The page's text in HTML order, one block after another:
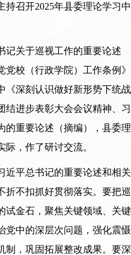
召开2025年县委理论学习中
关于巡视工作的重要论述
党校（行政学院）工作条例》
《深刻认识做好新形势下统战
结进步表彰大会会议精神、习
的重要论述（摘编），县委理
，作了研讨交流。
平总书记的重要论述和相关
折不扣抓好贯彻落实。要把巡
试金石，聚焦关键领域、关键
党中的深层次问题，强化震慑
制，巩固拓展整改成果。要深